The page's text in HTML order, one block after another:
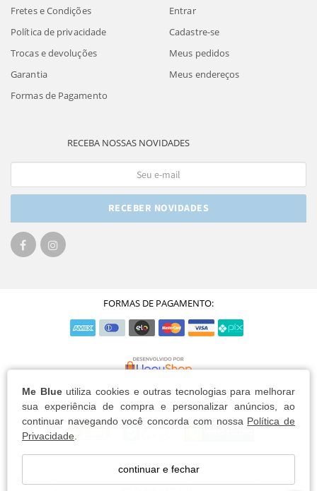
Me Blueutiliza cookies e outras tecnologias para melhorar
sua experiência de compra e personalizar anúncios, ao
continuar navegando você concorda com nossa Política de
Privacidade
continuar e fechar
Fretes e Condições
Política de privacidade
Trocas e devoluções
Garantia
Formas de Pagamento
Entrar
Cadastre-se
Meus pedidos
Meus endereços
RECEBA NOSSAS NOVIDADES
RECEBER NOVIDADES
FORMAS DE PAGAMENTO:
Me Blue Semijoias Eireli / CNPJ: 08.018.733/0001-65
Endereço: Avenida Madre Benvenuta, 687 - Florianópolis/SC -